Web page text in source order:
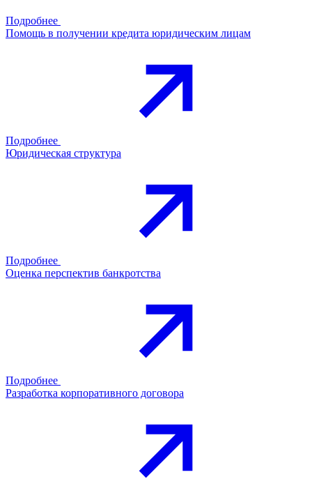
Подробнее
Помощь в получении кредита юридическим лицам
Подробнее
Юридическая структура
Подробнее
Оценка перспектив банкротства
Подробнее
Разработка корпоративного договора